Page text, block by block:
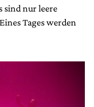
sind nur leere
Tages werden